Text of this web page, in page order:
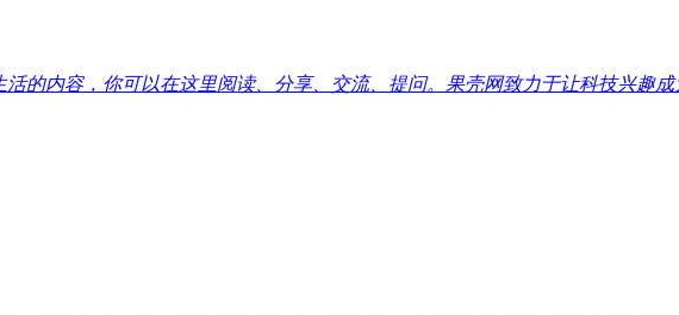
的内容，你可以在这里阅读、分享、交流、提问。果壳网致力于让科技兴趣成